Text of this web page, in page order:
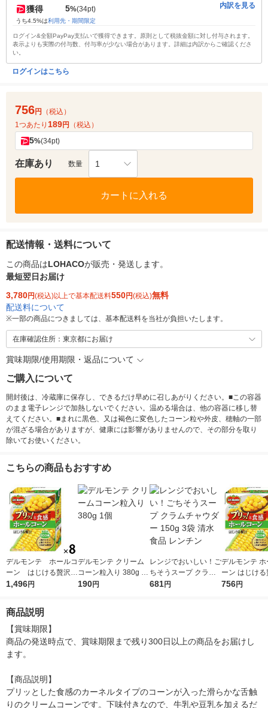
獲得 5%(34pt)
うち4.5%は利用先・期間限定
内訳を見る
ログイン&全額PayPay支払いで獲得できます。原則として税抜金額に対し付与されます。
表示よりも実際の付与数、付与率が少ない場合があります。詳細は内訳からご確認くださ
い。
ログインはこちら
756円
（税込）
1つあたり 189円 （税込）
5%(34pt)
在庫あり 数量 1
カートに入れる
配送情報・送料について
この商品はLOHACOが販売・発送します。
最短翌日お届け
3,780円(税込)以上で基本配送料550円(税込)無料
配送料について
※一部の商品につきましては、基本配送料を当社が負担いたします。
在庫確認住所：東京都にお届け
賞味期限/使用期限・返品について
ご購入について
開封後は、冷蔵庫に保存し、できるだけ早めに召しあがりください。■この容器
のまま電子レンジで加熱しないでください。温める場合は、他の容器に移し替
えてください。■まれに黒色、又は褐色に変色したコーン粒や外皮、穂軸の一部
が混ざる場合がありますが、健康には影響がありませんので、その部分を取り
除いてお使いください。
こちらの商品もおすすめ
デルモンテ ホールコ
ーン はじける贅沢
380g 1セット（8
1,496円
デルモンテ クリーム
コーン粒入り 380g 1
個
190円
レンジでおいしい！ご
ちそうスープ クラム
チャウダー 150g 3袋
681円
デルモンテ ホ
ーン はじけ
0g 4個
756円
商品説明
【賞味期限】
商品の発送時点で、賞味期限まで残り300日以上の商品をお届けし
ます。
【商品説明】
プリッとした食感のカーネルタイプのコーンが入った滑らかな舌触
りのクリームコーンです。下味付きなので、牛乳や豆乳を加えるだ